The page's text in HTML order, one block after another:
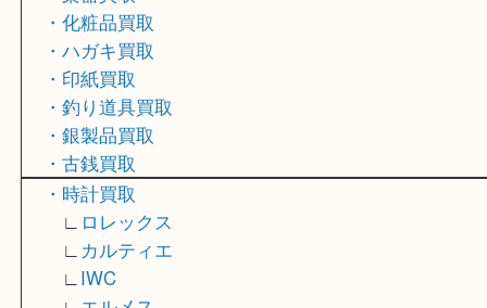
∟キャノン
∟ニコン
・骨董品買取
・電動工具買取
・楽器買取
・化粧品買取
・ハガキ買取
・印紙買取
・釣り道具買取